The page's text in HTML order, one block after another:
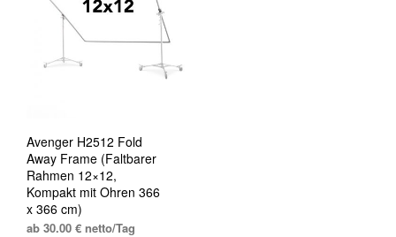
Avenger H2512 Fold
Away Frame (Faltbarer
Rahmen 12×12,
Kompakt mit Ohren 366
x 366 cm)
ab 30.00 € netto/Tag